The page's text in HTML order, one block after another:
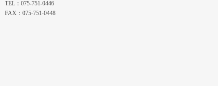
TEL：075-751-0446
FAX：075-751-0448